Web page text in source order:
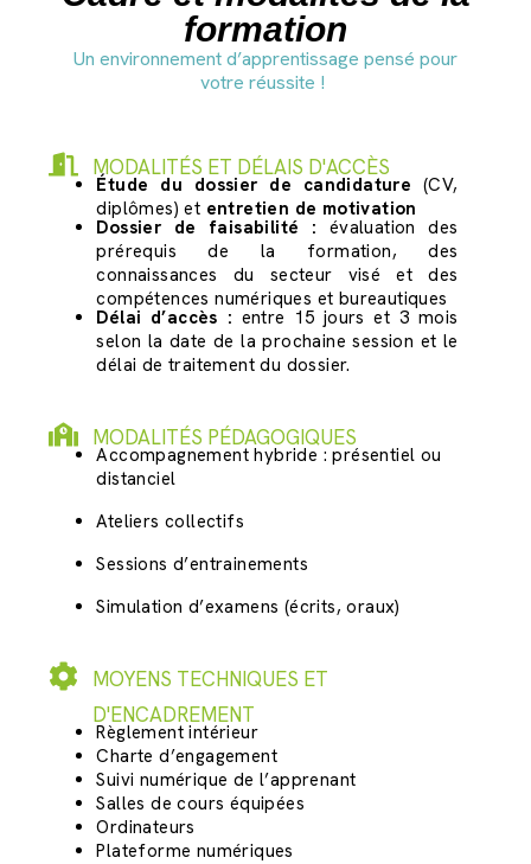
formation
Un environnement d’apprentissage pensé pour
votre réussite !
MODALITÉS ET DÉLAIS D'ACCÈS
Étude du dossier de candidature (CV,
diplômes) et entretien de motivation
Dossier de faisabilité : évaluation des
prérequis de la formation, des
connaissances du secteur visé et des
compétences numériques et bureautiques
Délai d’accès : entre 15 jours et 3 mois
selon la date de la prochaine session et le
délai de traitement du dossier.
MODALITÉS PÉDAGOGIQUES
Accompagnement hybride : présentiel ou
distanciel
Ateliers collectifs
Sessions d’entrainements
Simulation d’examens (écrits, oraux)
MOYENS TECHNIQUES ET
D'ENCADREMENT
Règlement intérieur
Charte d’engagement
Suivi numérique de l’apprenant
Salles de cours équipées
Ordinateurs
Plateforme numériques